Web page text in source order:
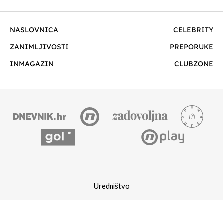
NASLOVNICA
CELEBRITY
ZANIMLJIVOSTI
PREPORUKE
INMAGAZIN
CLUBZONE
Uredništvo